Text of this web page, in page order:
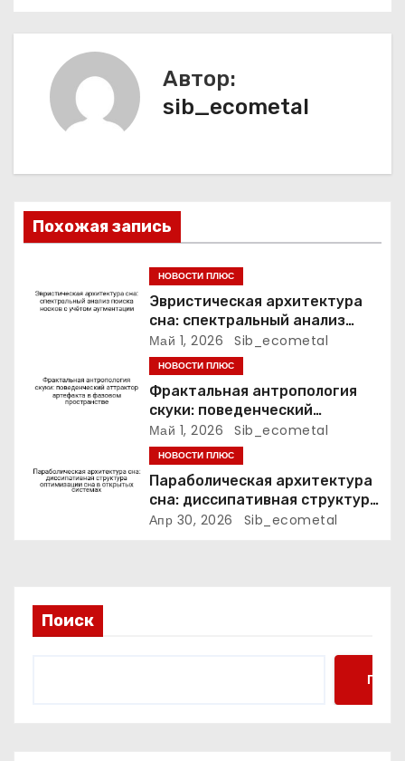
а
о
а
и
м
Автор:
sib_ecometal
Похожая запись
НОВОСТИ ПЛЮС
Эвристическая архитектура
сна: спектральный анализ
поиска носков с учётом
аугментации
Май 1, 2026 Sib_ecometal
НОВОСТИ ПЛЮС
Фрактальная антропология
скуки: поведенческий
аттрактор артефакта в
фазовом пространстве
Май 1, 2026 Sib_ecometal
НОВОСТИ ПЛЮС
Параболическая архитектура
сна: диссипативная структура
оптимизации сна в открытых
Апр 30, 2026 Sib_ecometal
Поиск
Поиск